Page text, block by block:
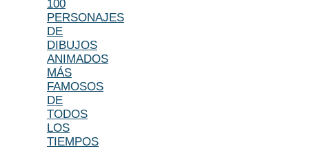
100
PERSONAJES
DE
DIBUJOS
ANIMADOS
MÁS
FAMOSOS
DE
TODOS
LOS
TIEMPOS